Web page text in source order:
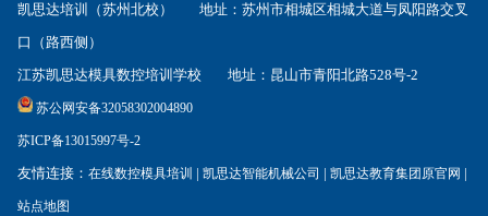
凯思达培训（苏州北校） 地址：苏州市相城区相城大道与凤阳路交叉
口（路西侧）
江苏凯思达模具数控培训学校 地址：昆山市青阳北路528号-2
苏公网安备32058302004890
苏ICP备13015997号-2
友情连接： 在线数控模具培训 | 凯思达智能机械公司 | 凯思达教育集团原官网 |
站点地图